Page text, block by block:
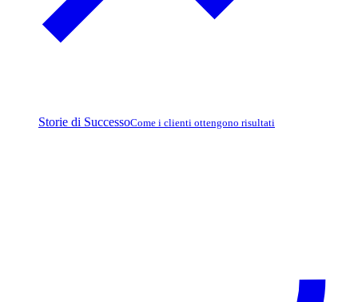
Storie di SuccessoCome i clienti ottengono risultati